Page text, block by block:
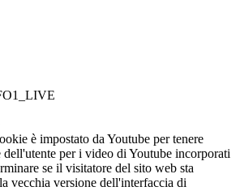
è impostato da Youtube per tenere
dell'utente per i video di Youtube incorporati
se il visitatore del sito web sta
vecchia versione dell'interfaccia di